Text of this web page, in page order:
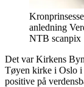
anledning
NTB scanpix
Det var Kirkens
Tøyen kirke i Oslo
positive på